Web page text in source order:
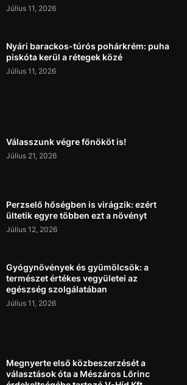
Július 11, 2026
Nyári barackos-túrós pohárkrém: puha
piskóta kerül a rétegek közé
Július 11, 2026
Válasszunk végre főnököt is!
Július 21, 2026
Perzselő hőségben is virágzik: ezért
ültetik egyre többen ezt a növényt
Július 12, 2026
Gyógynövények és gyümölcsök: a
természet értékes vegyületei az
egészség szolgálatában
Július 11, 2026
Megnyerte első közbeszerzését a
választások óta a Mészáros Lőrinc